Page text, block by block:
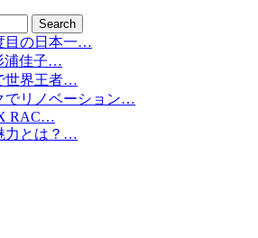
目の日本一…
浦佳子…
世界王者…
でリノベーション…
RAC…
力とは？…